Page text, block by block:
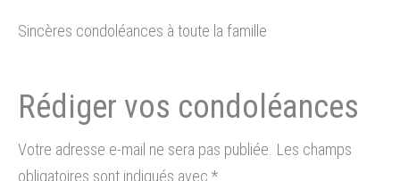
Sincères condoléances à toute la famille
Votre adresse e-mail ne sera pas publiée. Les champs
obligatoires sont indiqués avec *